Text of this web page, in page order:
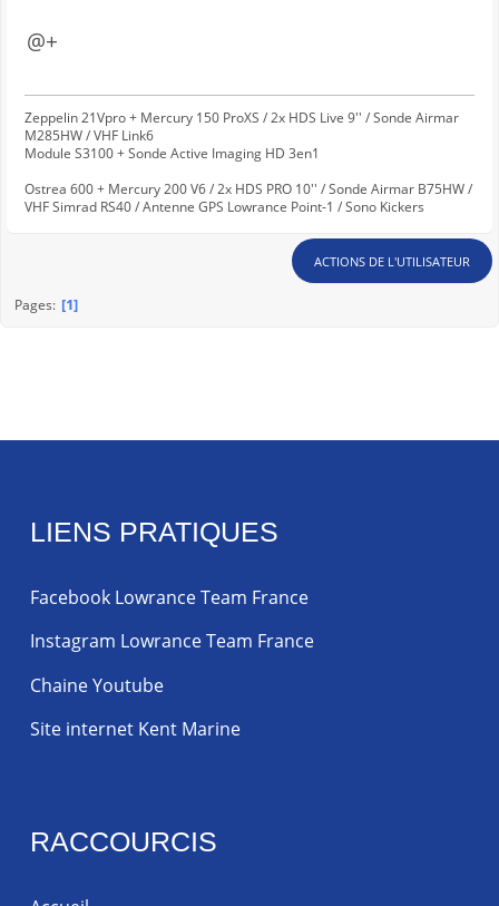
@+
Zeppelin 21Vpro + Mercury 150 ProXS / 2x HDS Live 9'' / Sonde Airmar
M285HW / VHF Link6
Module S3100 + Sonde Active Imaging HD 3en1
Ostrea 600 + Mercury 200 V6 / 2x HDS PRO 10'' / Sonde Airmar B75HW /
VHF Simrad RS40 / Antenne GPS Lowrance Point-1 / Sono Kickers
ACTIONS DE L'UTILISATEUR
Pages 1
LIENS PRATIQUES
Facebook Lowrance Team France
Instagram Lowrance Team France
Chaine Youtube
Site internet Kent Marine
RACCOURCIS